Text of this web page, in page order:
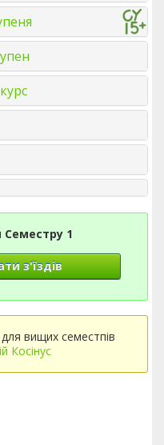
Семестру 1
з'їздів
для вищих семестпів
Косінус